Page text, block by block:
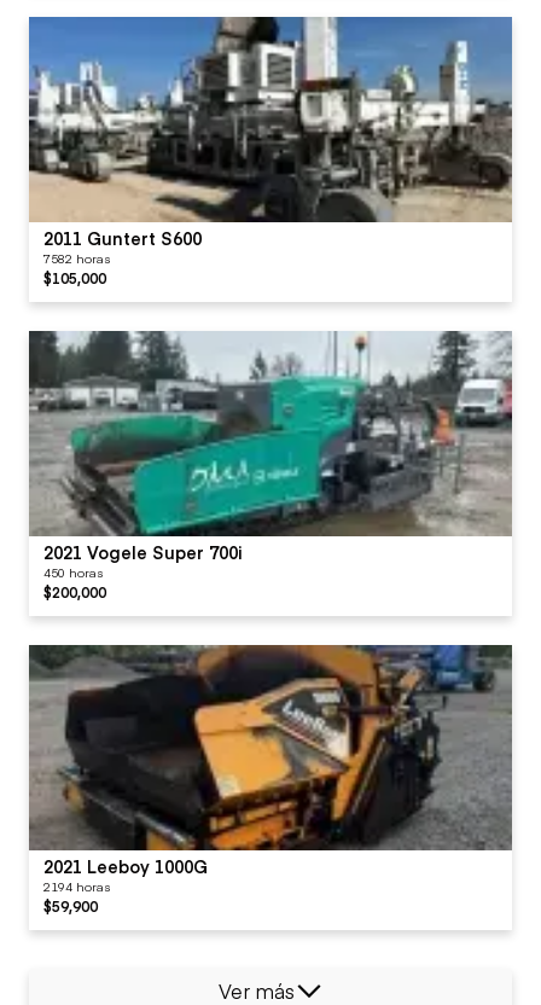
2011 Guntert S600
7582 horas
$105,000
2021 Vogele Super 700i
450 horas
$200,000
2021 Leeboy 1000G
2194 horas
$59,900
Ver más